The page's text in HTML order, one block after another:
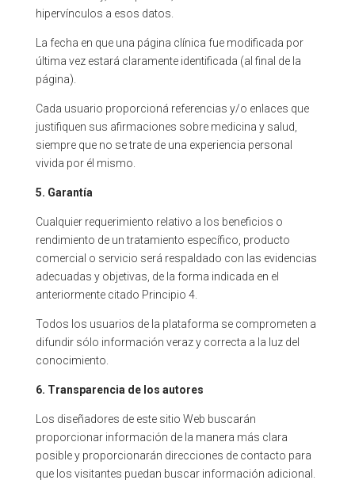
hipervínculos a esos datos.
La fecha en que una página clínica fue modificada por
última vez estará claramente identificada (al final de la
página).
Cada usuario proporcioná referencias y/o enlaces que
justifiquen sus afirmaciones sobre medicina y salud,
siempre que no se trate de una experiencia personal
vivida por él mismo.
5. Garantía
Cualquier requerimiento relativo a los beneficios o
rendimiento de un tratamiento específico, producto
comercial o servicio será respaldado con las evidencias
adecuadas y objetivas, de la forma indicada en el
anteriormente citado Principio 4.
Todos los usuarios de la plataforma se comprometen a
difundir sólo información veraz y correcta a la luz del
conocimiento.
6. Transparencia de los autores
Los diseñadores de este sitio Web buscarán
proporcionar información de la manera más clara
posible y proporcionarán direcciones de contacto para
que los visitantes puedan buscar información adicional.